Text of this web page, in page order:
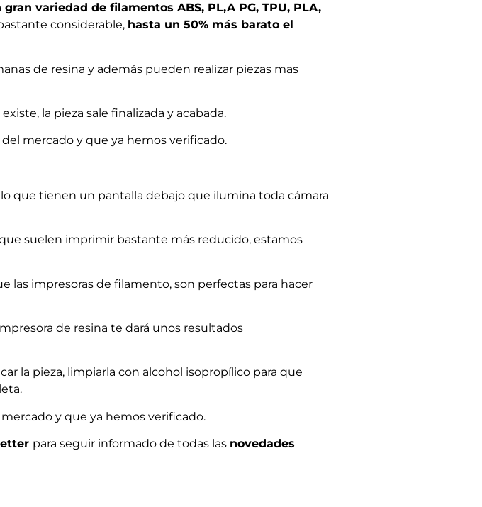
gran variedad de filamentos ABS, PL,A PG, TPU, PLA,
considerable, hasta un 50% más barato el
de resina y además pueden realizar piezas mas
la pieza sale finalizada y acabada.
mercado y que ya hemos verificado.
que tienen un pantalla debajo que ilumina toda cámara
suelen imprimir bastante más reducido, estamos
las impresoras de filamento, son perfectas para hacer
de resina te dará unos resultados
la pieza, limpiarla con alcohol isopropílico para que
y que ya hemos verificado.
para seguir informado de todas las novedades